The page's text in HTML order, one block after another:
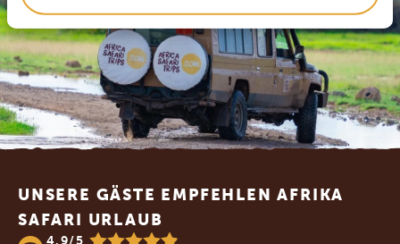
Footer
UNSERE GÄSTE EMPFEHLEN AFRIKA
SAFARI URLAUB
4.9/5